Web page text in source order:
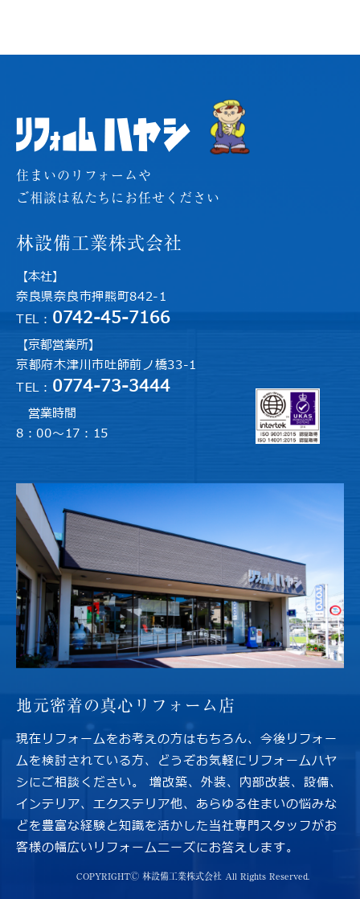
住まいのリフォームや
ご相談は私たちにお任せください
林設備工業株式会社
【本社】
奈良県奈良市押熊町842-1
TEL： 0742-45-7166
【京都営業所】
京都府木津川市吐師前ノ橋33-1
TEL： 0774-73-3444
営業時間
8：00～17：15
地元密着の 真心リフォーム店
現在リフォームをお考えの方はもちろん、今後リフォー
ムを検討されている方、どうぞお気軽にリフォームハヤ
シにご相談ください。 増改築、外装、内部改装、設備、
インテリア、エクステリア他、あらゆる住まいの悩みな
どを豊富な経験と知識を活かした当社専門スタッフがお
客様の幅広いリフォームニーズにお答えします。
COPYRIGHTⒸ 林設備工業株式会社 All Rights Reserved.